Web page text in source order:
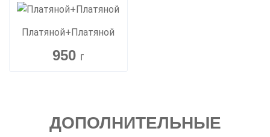
Платяной+Платяной
950 г
ДОПОЛНИТЕЛЬНЫЕ